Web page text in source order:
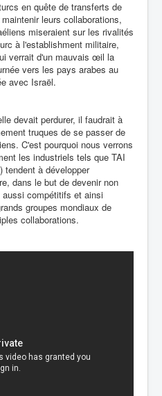
en quête de transferts de
leurs collaborations,
miseraient sur les rivalités
à l'establishment militaire,
verrait d'un mauvais œil la
vers les pays arabes au
avec Israël.
devait perdurer, il faudrait à
truques de se passer de
C'est pourquoi nous verrons
les industriels tels que TAI
tendent à développer
dans le but de devenir non
compétitifs et ainsi
groupes mondiaux de
collaborations.